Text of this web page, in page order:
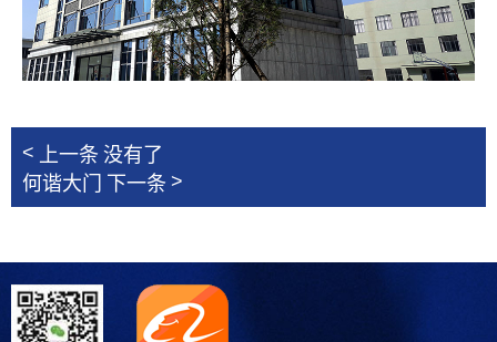
< 上一条 没有了
何谐大门
下一条 >